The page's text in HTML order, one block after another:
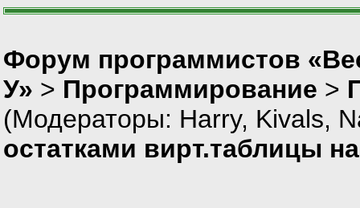
Форум программистов
У» > Программирование >
(Модераторы: Harry, Kivals,
остатками вирт.таблицы